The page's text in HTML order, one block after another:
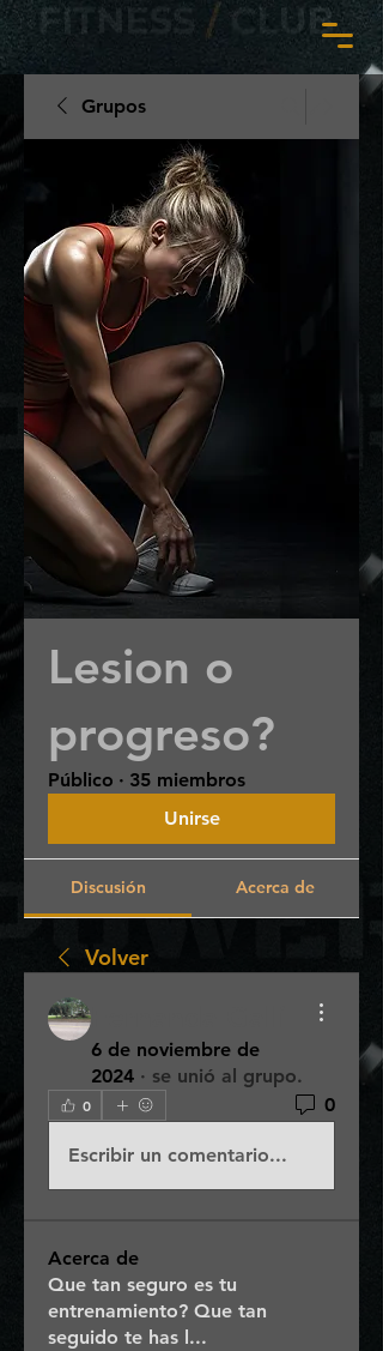
Grupos
Lesion o
progreso?
Público · 35 miembros
Unirse
Discusión Acerca de
Volver
6 de noviembre de
2024 · se unió al grupo.
0 0
Escribir un comentario...
Acerca de
Que tan seguro es tu
entrenamiento? Que tan
seguido te has l...